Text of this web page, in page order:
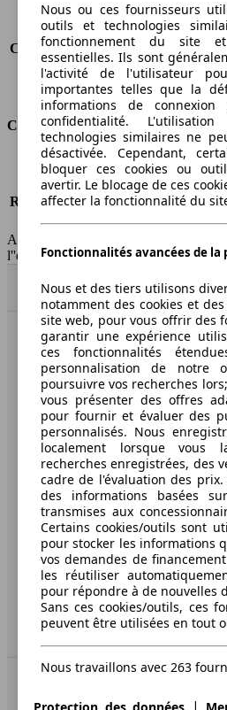
Consommation (ville)
-
Consommation (route)
Consommation (combinée)*
-
Classe d'émissions
Euro 6
Capacité du réservoir
60 l
Classes d'assurance
Tous risques
-
Risques partiels
-
Responsabilité civile -
HSN/TSN
n.c./263AXN1B
AutoScout24 France SAS décline toute
l''exactitude des indications fournies.
AutoScout24: la plus grande
voitures en Europe
AutoScout24
A propos d'AutoScout24
Conditions d'utilisation
Informations légales
Protection des données
Accessibility Statement
Service
Espace Pro
Nous ou ces fournisseurs
outils et technologies
fonctionnement du site
essentielles. Ils sont
l'activité de l'utilisateur
importantes telles que la
informations de
confidentialité.
technologies similaires ne
désactivée. Cependant,
bloquer ces cookies ou
avertir. Le blocage de ces
affecter la fonctionnalité du
Fonctionnalités avancées de la
Nous et des tiers utilisons
notamment des cookies et
site web, pour vous offrir des
garantir une expérience
ces fonctionnalités
personnalisation de notre
poursuivre vos recherches
vous présenter des offres
pour fournir et évaluer des
personnalisés. Nous
localement lorsque vous
recherches enregistrées, des
cadre de l'évaluation des
des informations basées
transmises aux
Certains cookies/outils sont
pour stocker les informations
vos demandes de
les réutiliser
pour répondre à de nouvelles
Sans ces cookies/outils, ces
peuvent être utilisées en tout
Nous travaillons avec 263
Protection des données |